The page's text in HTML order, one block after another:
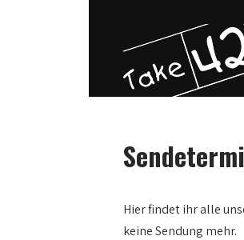
Hier findet ihr alle
keine Sendung mehr.
1:00